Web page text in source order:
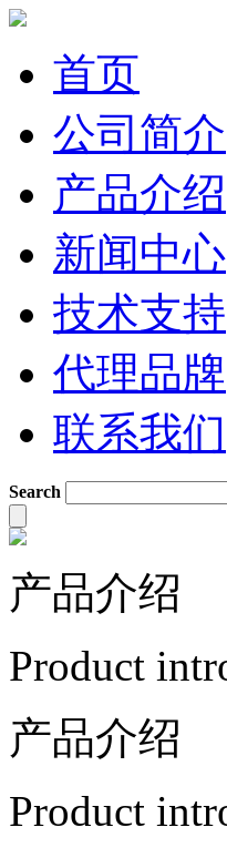
首页
公司简介
产品介绍
新闻中心
技术支持
代理品牌
联系我们
Search
产品介绍
Product
产品介绍
Product